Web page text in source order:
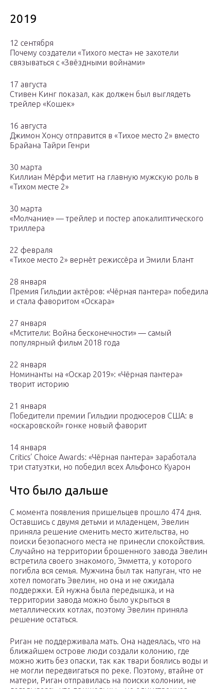
2019
12 сентября
Почему создатели «Тихого места» не захотели
связываться с «Звёздными войнами»
17 августа
Стивен Кинг показал, как должен был выглядеть
трейлер «Кошек»
16 августа
Джимон Хонсу отправится в «Тихое место 2» вместо
Брайана Тайри Генри
30 марта
Киллиан Мёрфи метит на главную мужскую роль в
«Тихом месте 2»
30 марта
«Молчание» — трейлер и постер апокалиптического
триллера
22 февраля
«Тихое место 2» вернёт режиссёра и Эмили Блант
28 января
Премия Гильдии актёров: «Чёрная пантера» победила
и стала фаворитом «Оскара»
27 января
«Мстители: Война бесконечности» — самый
популярный фильм 2018 года
22 января
Номинанты на «Оскар 2019»: «Чёрная пантера»
творит историю
21 января
Победители премии Гильдии продюсеров США: в
«оскаровской» гонке новый фаворит
14 января
Critics’ Choice Awards: «Чёрная пантера» заработала
три статуэтки, но победил всех Альфонсо Куарон
Что было дальше
С момента появления пришельцев прошло 474 дня.
Оставшись с двумя детьми и младенцем, Эвелин
приняла решение сменить место жительства, но
поиски безопасного места не принесли спокойствия.
Случайно на территории брошенного завода Эвелин
встретила своего знакомого, Эмметта, у которого
погибла вся семья. Мужчина был так напуган, что не
хотел помогать Эвелин, но она и не ожидала
поддержки. Ей нужна была передышка, и на
территории завода можно было укрыться в
металлических котлах, поэтому Эвелин приняла
решение остаться.
Риган не поддерживала мать. Она надеялась, что на
ближайшем острове люди создали колонию, где
можно жить без опаски, так как твари боялись воды и
не могли передвигаться по реке. Поэтому, втайне от
матери, Риган отправилась на поиски колонии, не